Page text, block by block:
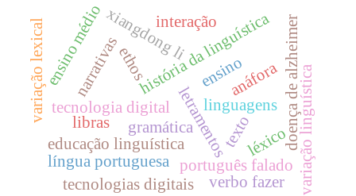
linguagens
letramentos
ensino
tecnologia digital
gramática
história da linguística
português falado
texto
educação linguística
tecnologias digitais
xiangdong li doença de alzheimer
narrativas
interação
verbo fazer
anáfora variação linguística
ensino médio
língua portuguesa
ethos
léxico
libras
variação lexical